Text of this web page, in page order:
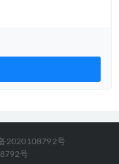
2020108792号
号